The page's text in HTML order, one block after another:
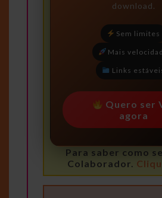
download.
Sem limites
Mais
Links
Quero ser
agora
Para saber como
Colaborador.